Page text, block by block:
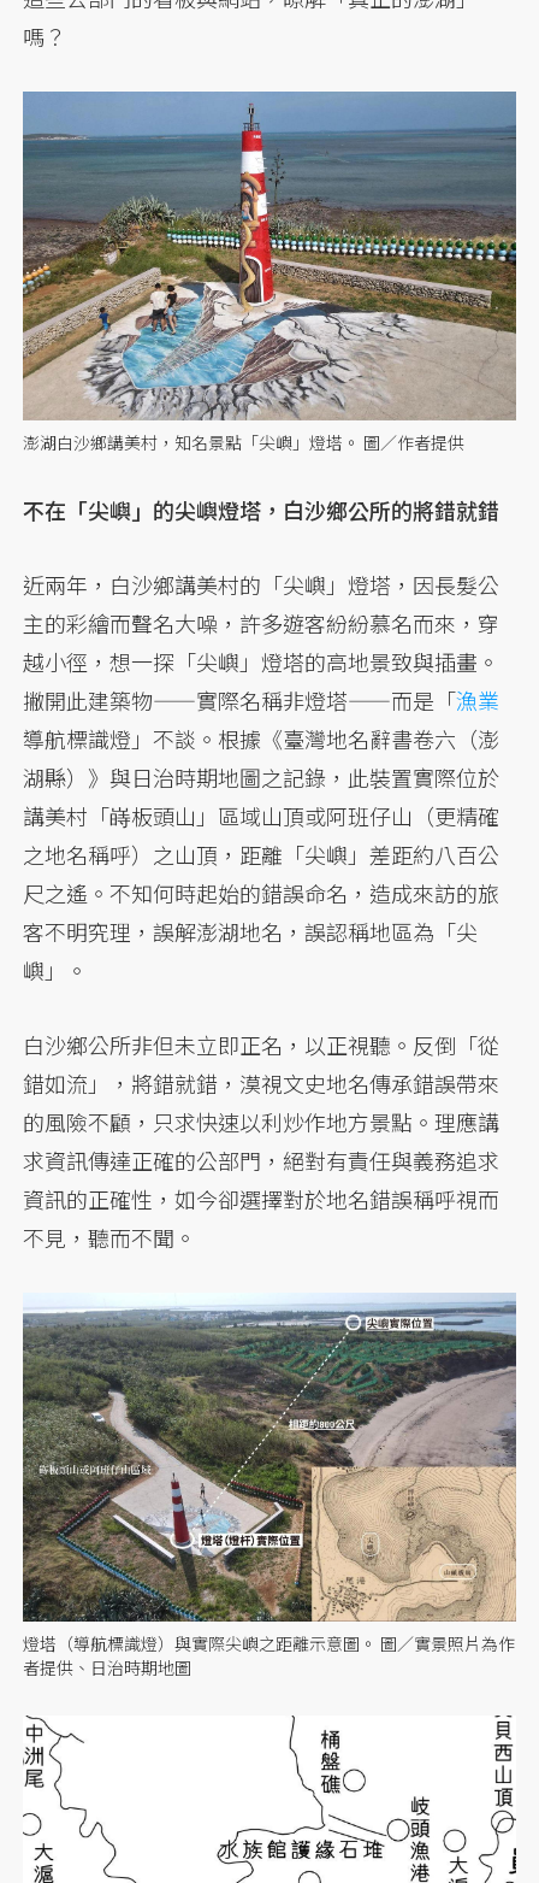
嗎？
澎湖白沙鄉講美村，知名景點「尖嶼」燈塔。 圖／作者提供
不在「尖嶼」的尖嶼燈塔，白沙鄉公所的將錯就錯
近兩年，白沙鄉講美村的「尖嶼」燈塔，因長髮公
主的彩繪而聲名大噪，許多遊客紛紛慕名而來，穿
越小徑，想一探「尖嶼」燈塔的高地景致與插畫。
撇開此建築物——實際名稱非燈塔——而是「漁業
導航標識燈」不談。根據《臺灣地名辭書卷六（澎
湖縣）》與日治時期地圖之記錄，此裝置實際位於
講美村「嵵板頭山」區域山頂或阿班仔山（更精確
之地名稱呼）之山頂，距離「尖嶼」差距約八百公
尺之遙。不知何時起始的錯誤命名，造成來訪的旅
客不明究理，誤解澎湖地名，誤認稱地區為「尖
嶼」。
白沙鄉公所非但未立即正名，以正視聽。反倒「從
錯如流」，將錯就錯，漠視文史地名傳承錯誤帶來
的風險不顧，只求快速以利炒作地方景點。理應講
求資訊傳達正確的公部門，絕對有責任與義務追求
資訊的正確性，如今卻選擇對於地名錯誤稱呼視而
不見，聽而不聞。
燈塔（導航標識燈）與實際尖嶼之距離示意圖。 圖／實景照片為作
者提供、日治時期地圖